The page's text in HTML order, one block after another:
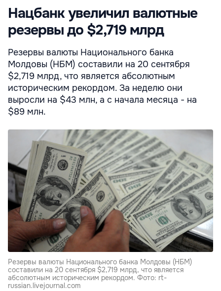
Нацбанк увеличил валютные
резервы до $2,719 млрд
Резервы валюты Национального банка
Молдовы (НБМ) составили на 20 сентября
$2,719 млрд, что является абсолютным
историческим рекордом. За неделю они
выросли на $43 млн, а с начала месяца - на
$89 млн.
Резервы валюты Национального банка Молдовы (НБМ)
составили на 20 сентября $2,719 млрд, что является
абсолютным историческим рекордом. Фото: rt-
russian.livejournal.com